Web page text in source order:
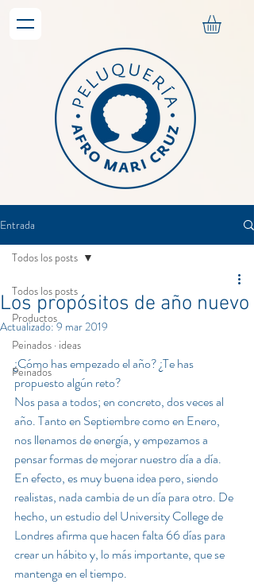
Entrada
Todos los posts
Productos
Peinados · ideas
Peinados
Todos los posts
Los propósitos de año nuevo
Actualizado:9 mar 2019
¿Cómo has empezado el año? ¿Te has
propuesto algún reto?
Nos pasa a todos; en concreto, dos veces al
año. Tanto en Septiembre como en Enero,
nos llenamos de energía, y empezamos a
pensar formas de mejorar nuestro día a día.
En efecto, es muy buena idea pero, siendo
realistas, nada cambia de un día para otro. De
hecho, un estudio del University College de
Londres afirma que hacen falta 66 días para
crear un hábito y, lo más importante, que se
mantenga en el tiempo.